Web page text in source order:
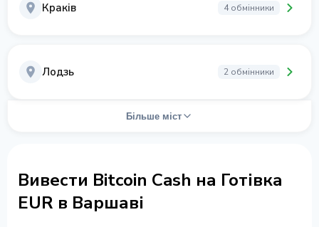
Краків 4 обмінники
Лодзь 2 обмінники
Більше міст
Вивести Bitcoin Cash на Готівка
EUR в Варшаві